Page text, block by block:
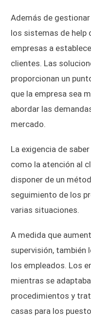
Además de
los sistemas de help
empresas a
clientes. Las
proporcionan un
que la empresa sea
abordar las
mercado.
La exigencia de
como la atención al
disponer de un
seguimiento de los
varias situaciones.
A medida que
supervisión, también
los empleados. Los
mientras se
procedimientos y
casas para los